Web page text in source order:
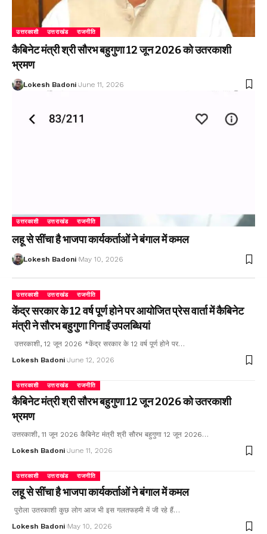
उत्तरकाशी उत्तराखंड राजनीति
कैबिनेट मंत्री श्री सौरभ बहुगुणा 12 जून 2026 को उतरकाशी
भ्रमण
Lokesh Badoni June 11, 2026
उत्तरकाशी उत्तराखंड राजनीति
लहू से सींचा है भाजपा कार्यकर्ताओं ने बंगाल में कमल
Lokesh Badoni May 10, 2026
उत्तरकाशी उत्तराखंड राजनीति
केंद्र सरकार के 12 वर्ष पूर्ण होने पर आयोजित प्रेस वार्ता में कैबिनेट
मंत्री ने सौरभ बहुगुणा गिनाईं उपलब्धियां
उत्तरकाशी, 12 जून 2026 *केंद्र सरकार के 12 वर्ष पूर्ण होने पर…
Lokesh Badoni June 12, 2026
उत्तरकाशी उत्तराखंड राजनीति
कैबिनेट मंत्री श्री सौरभ बहुगुणा 12 जून 2026 को उतरकाशी
भ्रमण
उत्तरकाशी, 11 जून 2026 कैबिनेट मंत्री श्री सौरभ बहुगुणा 12 जून 2026…
Lokesh Badoni June 11, 2026
उत्तरकाशी उत्तराखंड राजनीति
लहू से सींचा है भाजपा कार्यकर्ताओं ने बंगाल में कमल
पुरोला उतरकाशी कुछ लोग आज भी इस गलतफहमी में जी रहे हैं…
Lokesh Badoni May 10, 2026